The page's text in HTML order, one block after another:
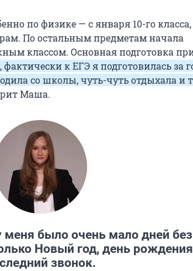
по физике — с января 10-го
По остальным предметам начала
классом. Основная подготовка
к ЕГЭ я подготовилась за
со школы, чуть-чуть отдыхала и
Маша.
было очень мало дней без
Новый год, день
звонок.